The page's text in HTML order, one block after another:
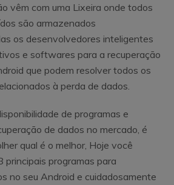
vêm com uma Lixeira onde todos
são armazenados
os desenvolvedores inteligentes
e softwares para a recuperação
que podem resolver todos os
à perda de dados.
de programas e
de dados no mercado, é
qual é o melhor, Hoje você
principais programas para
no seu Android e cuidadosamente